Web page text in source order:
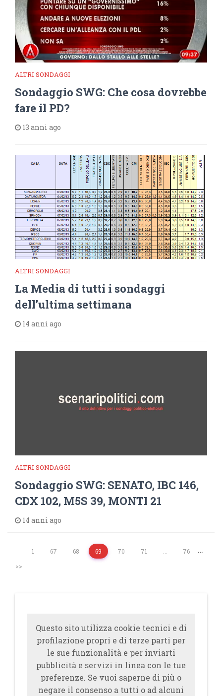
ALTRI SONDAGGI
Sondaggio SWG: Che cosa dovrebbe
fare il PD?
13 anni ago
ALTRI SONDAGGI
La Media di tutti i sondaggi
dell’ultima settimana
14 anni ago
ALTRI SONDAGGI
Sondaggio SWG: SENATO, IBC 146,
CDX 102, M5S 39, MONTI 21
14 anni ago
1 …
67 68 69 70 71
76
>>
Questo sito utilizza cookie tecnici e di
profilazione propri e di terze parti per
le sue funzionalità e per inviarti
pubblicità e servizi in linea con le tue
preferenze. Se vuoi saperne di più o
negare il consenso a tutti o ad alcuni